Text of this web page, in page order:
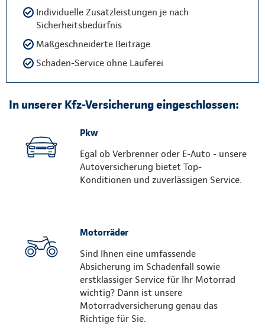
Individuelle Zusatzleistungen je nach
Sicherheitsbedürfnis
Maßgeschneiderte Beiträge
Schaden-Service ohne Lauferei
In unserer Kfz-Versicherung eingeschlossen:
Pkw
Egal ob Verbrenner oder E-Auto - unsere
Autoversicherung bietet Top-
Konditionen und zuverlässigen Service.
Motorräder
Sind Ihnen eine umfassende
Absicherung im Schadenfall sowie
erstklassiger Service für Ihr Motorrad
wichtig? Dann ist unsere
Motorradversicherung genau das
Richtige für Sie.